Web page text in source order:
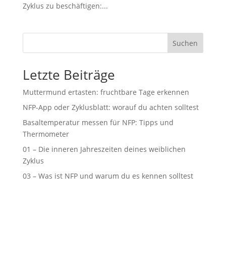
Zyklus zu beschäftigen:...
Suchen
Letzte Beiträge
Muttermund ertasten: fruchtbare Tage erkennen
NFP-App oder Zyklusblatt: worauf du achten solltest
Basaltemperatur messen für NFP: Tipps und
Thermometer
01 – Die inneren Jahreszeiten deines weiblichen
Zyklus
03 – Was ist NFP und warum du es kennen solltest